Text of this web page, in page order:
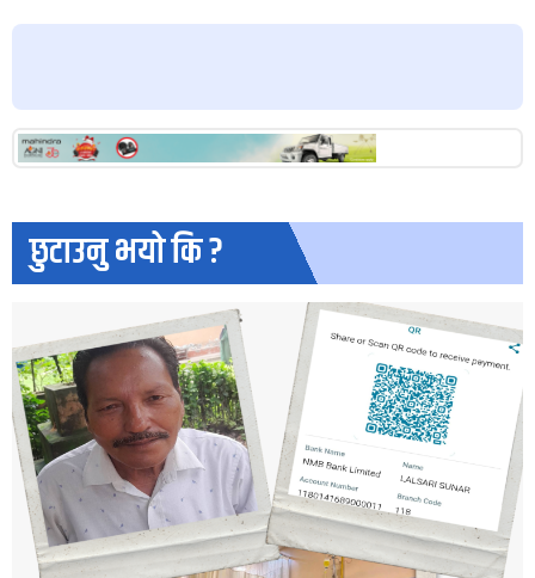
छुटाउनु भयो कि ?